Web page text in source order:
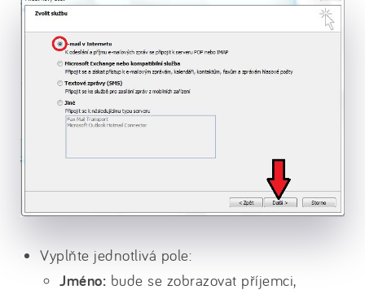
Vyplňte jednotlivá pole:
Jméno: bude se zobrazovat příjemci,